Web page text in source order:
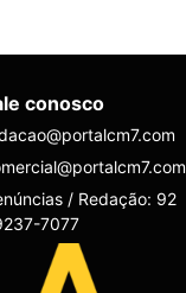
conosco
/ Redação: 92
7077